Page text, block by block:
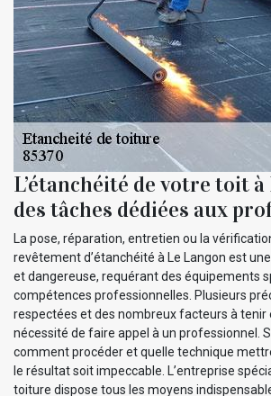
L’étanchéité de votre toit à
des tâches dédiées aux
La pose, réparation, entretien ou la
revêtement d’étanchéité à Le Langon est
et dangereuse, requérant des équipements
compétences professionnelles. Plusieurs
respectées et des nombreux facteurs à tenir
nécessité de faire appel à un professionnel.
comment procéder et quelle technique
le résultat soit impeccable. L’entreprise
toiture dispose tous les moyens